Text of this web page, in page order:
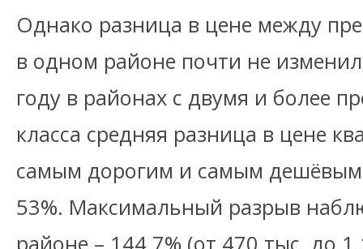
Однако разница в цене между
в одном районе почти не
году в районах с двумя и более
класса средняя разница в цене
самым дорогим и самым дешёвым
53%. Максимальный разрыв
районе – 144,7% (от 470 тыс. до